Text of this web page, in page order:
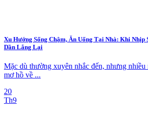
Xu Hướng Sống Chậm, Ăn Uống Tại Nhà: Khi
Dần Lắng Lại
Mặc dù thường xuyên nhắc đến, nhưng
mơ hồ về ...
20
Th9